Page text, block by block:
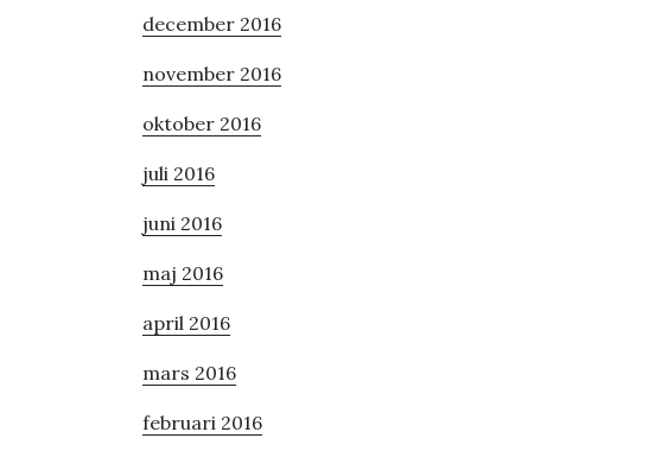
december 2016
november 2016
oktober 2016
juli 2016
juni 2016
maj 2016
april 2016
mars 2016
februari 2016